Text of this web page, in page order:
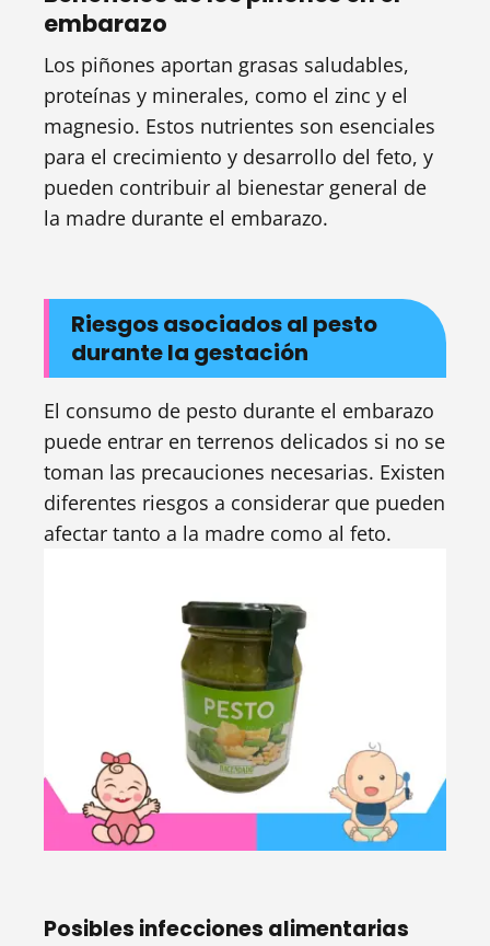
embarazo
Los piñones aportan grasas saludables,
proteínas y minerales, como el zinc y el
magnesio. Estos nutrientes son esenciales
para el crecimiento y desarrollo del feto, y
pueden contribuir al bienestar general de
la madre durante el embarazo.
Riesgos asociados al pesto
durante la gestación
El consumo de pesto durante el embarazo
puede entrar en terrenos delicados si no se
toman las precauciones necesarias. Existen
diferentes riesgos a considerar que pueden
afectar tanto a la madre como al feto.
Posibles infecciones alimentarias